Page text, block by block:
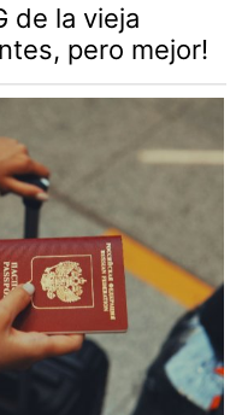
de la vieja
pero mejor!